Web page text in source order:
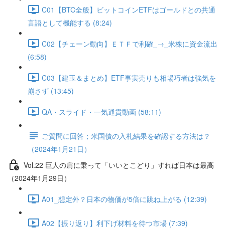
C01【BTC全般】ビットコインETFはゴールドとの共通
言語として機能する (8:24)
C02【チェーン動向】ＥＴＦで利確_→_米株に資金流出
(6:58)
C03【建玉＆まとめ】ETF事実売りも相場巧者は強気を
崩さず (13:45)
QA・スライド・一気通貫動画 (58:11)
ご質問に回答；米国債の入札結果を確認する方法は？
（2024年1月21日）
Vol.22 巨人の肩に乗って「いいとこどり」すれば日本は最高
（2024年1月29日）
A01_想定外？日本の物価が5倍に跳ね上がる (12:39)
A02【振り返り】利下げ材料を待つ市場 (7:39)